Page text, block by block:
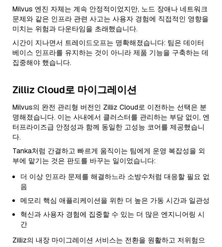
Milvus 엔진 자체는 계속 안정적이었지만, 노드 장애나 네트워크
문제와 같은 인프라 관련 사고는 사용자 경험에 직접적인 영향을
미치는 위험과 다운타임을 초래했습니다.
시간이 지나면서 트레이드오프는 명확해졌습니다: 팀은 데이터
베이스 인프라를 유지하는 것이 아니라 제품 기능을 구축하는 데
집중해야 했습니다.
Zilliz Cloud로 마이그레이션
Milvus의 완전 관리형 버전인 Zilliz Cloud로 이전하는 선택은 분
명해졌습니다. 이는 사내에서 클러스터를 관리하는 부담 없이, 엔
터프라이즈급 안정성과 함께 동일한 고성능 코어를 제공했습니
다.
Tanka처럼 간결하고 빠르게 움직이는 팀에게 운영 복잡성을 외
부에 맡기는 것은 판도를 바꾸는 일이었습니다:
더 이상 인프라 문제를 해결하느라 소방수처럼 대응할 필요 없
음
메모리 핵심 애플리케이션을 위한 더 높은 가동 시간과 일관성
혁신과 사용자 경험에 집중할 수 있는 더 많은 엔지니어링 시
간
Zilliz의 내장 마이그레이션 서비스는 전환을 원활하고 저위험으